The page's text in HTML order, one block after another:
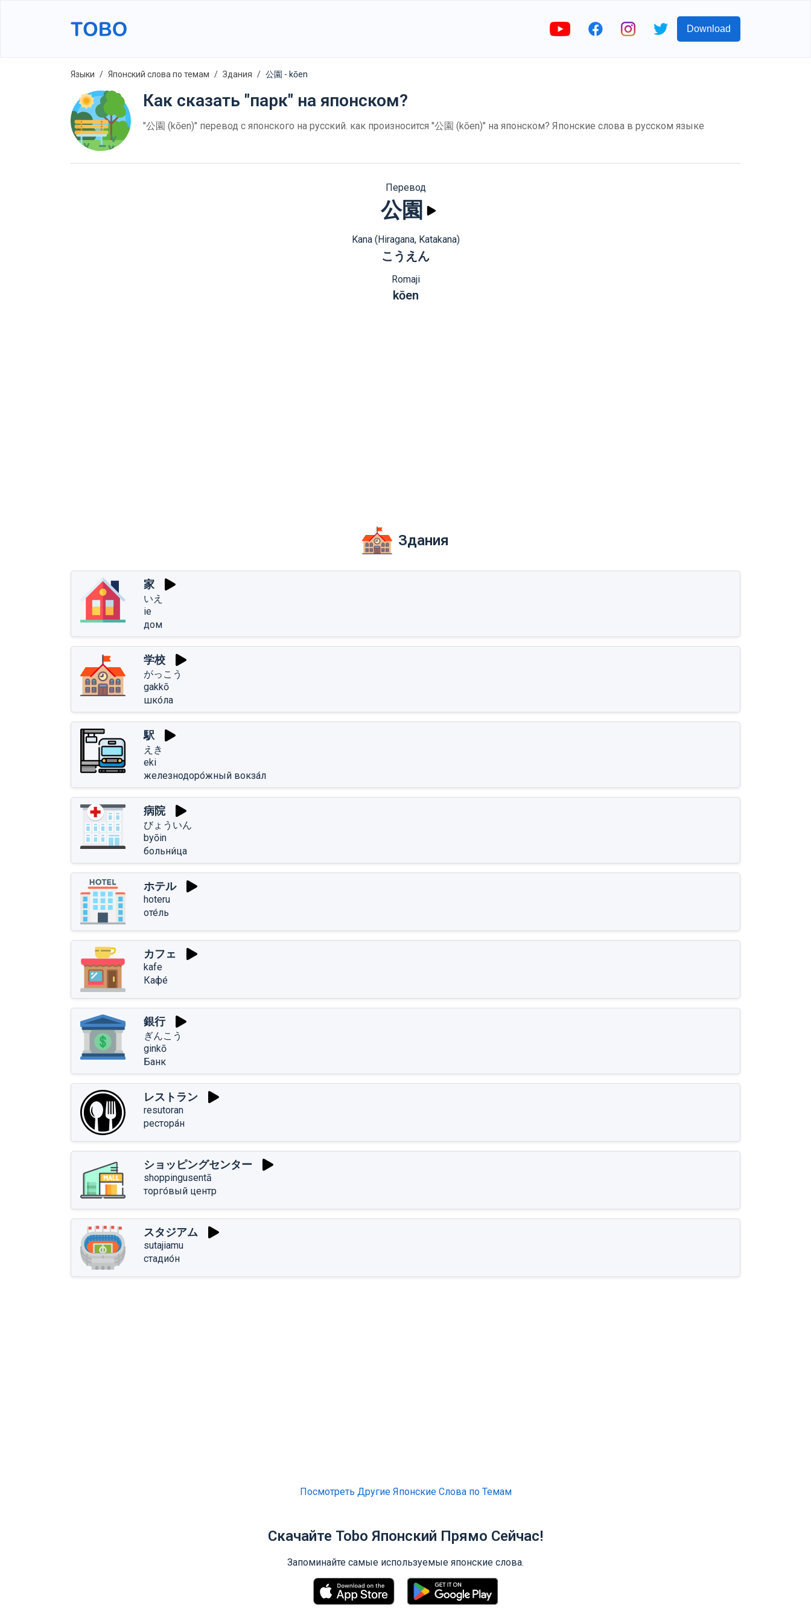
Download
Языки Японский слова по темам Здания 公園 - kōen
Как сказать "парк" на японском?
"公園 (kōen)" перевод с японского на русский. как произносится "公園 (kōen)" на японском? Японские слова в русском языке
Перевод
公園
Kana (Hiragana, Katakana)
こうえん
Romaji
kōen
Здания
家
いえ
ie
дом
学校
がっこう
gakkō
шко́ла
駅
えき
eki
железнодоро́жный вокза́л
病院
びょういん
byōin
больни́ца
ホテル
hoteru
оте́ль
カフェ
kafe
Кафе́
銀行
ぎんこう
ginkō
Банк
レストラン
resutoran
рестора́н
ショッピングセンター
shoppingusentā
торго́вый центр
スタジアム
sutajiamu
стадио́н
Посмотреть Другие Японские Слова по Темам
Скачайте Tobo Японский Прямо Сейчас!
Запоминайте самые используемые японские слова.